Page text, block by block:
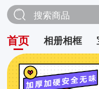
搜索商品
首页 相册相框